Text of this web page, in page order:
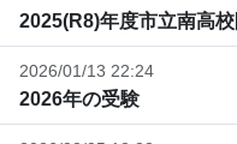
2025(R8)年度市立南高
2026/01/13 22:24
2026年の受験